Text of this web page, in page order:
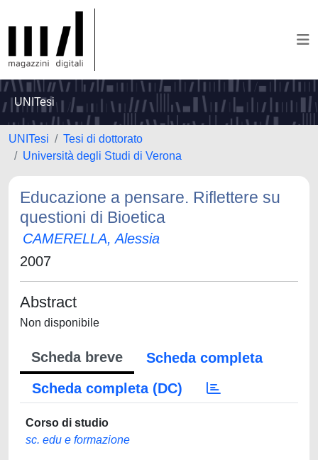
UNITesi
UNITesi
Tesi di dottorato
Università degli Studi di Verona
Educazione a pensare. Riflettere su
questioni di Bioetica
CAMERELLA, Alessia
2007
Abstract
Non disponibile
Scheda breve
Scheda completa
Scheda completa (DC)
Corso di studio
sc. edu e formazione